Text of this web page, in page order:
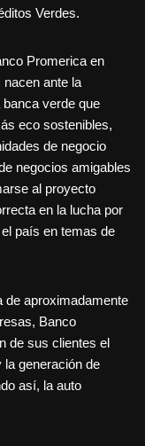
Verdes.
Promerica en
nacen ante la
verde que
eco sostenibles,
de negocio
negocios amigables
al proyecto
en la lucha por
país en temas de
de aproximadamente
Banco
de sus clientes el
generación de
así, la auto